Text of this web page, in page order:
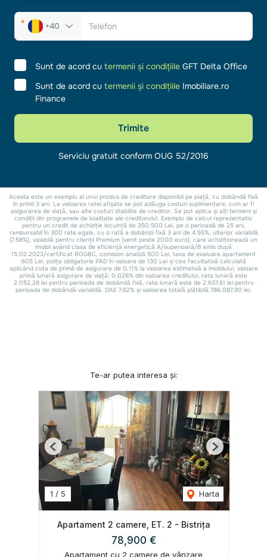
Te-ar putea interesa și:
1 / 5 Harta
Previous Next
Apartament 2 camere, ET. 2 - Bistrița
78,900 €
Apartament cu 2 camere de vânzare